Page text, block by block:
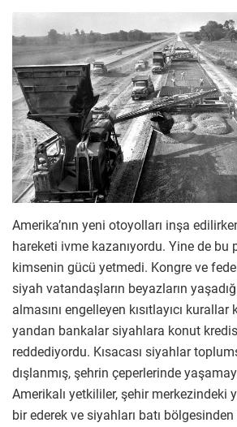
Amerika’nın yeni otoyolları inşa
hareketi ivme kazanıyordu. Yine de bu
kimsenin gücü yetmedi. Kongre ve
siyah vatandaşların beyazların
almasını engelleyen kısıtlayıcı
yandan bankalar siyahlara konut
reddediyordu. Kısacası siyahlar
dışlanmış, şehrin çeperlerinde
Amerikalı yetkililer, şehir merkezindeki
bir ederek ve siyahları batı bölgesinden